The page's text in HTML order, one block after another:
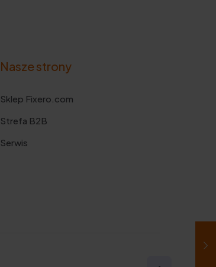
Nasze strony
Sklep Fixero.com
Strefa B2B
Serwis